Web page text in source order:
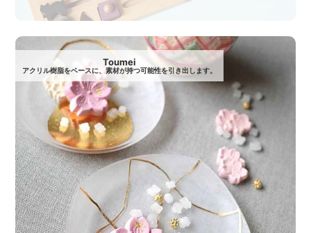
Toumei
アクリル樹脂をベースに、素材が持つ可能性を引き出します。